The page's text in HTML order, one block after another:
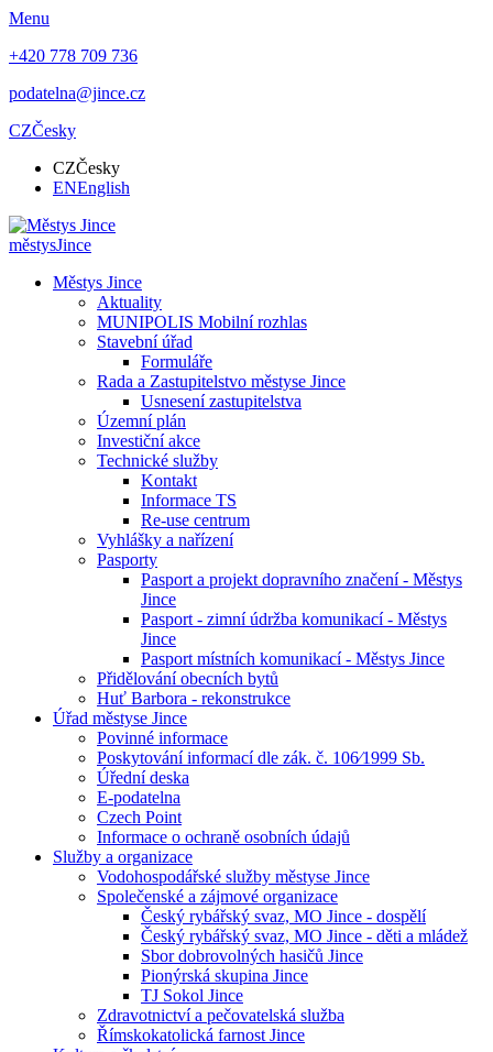
Menu
+420 778 709 736
podatelna@jince.cz
CZČesky
CZČesky
ENEnglish
městysJince
Městys Jince
Aktuality
MUNIPOLIS Mobilní rozhlas
Stavební úřad
Formuláře
Rada a Zastupitelstvo městyse Jince
Usnesení zastupitelstva
Územní plán
Investiční akce
Technické služby
Kontakt
Informace TS
Re-use centrum
Vyhlášky a nařízení
Pasporty
Pasport a projekt dopravního značení - Městys
Jince
Pasport - zimní údržba komunikací - Městys
Jince
Pasport místních komunikací - Městys Jince
Přidělování obecních bytů
Huť Barbora - rekonstrukce
Úřad městyse Jince
Povinné informace
Poskytování informací dle zák. č. 106⁄1999 Sb.
Úřední deska
E-podatelna
Czech Point
Informace o ochraně osobních údajů
Služby a organizace
Vodohospodářské služby městyse Jince
Společenské a zájmové organizace
Český rybářský svaz, MO Jince - dospělí
Český rybářský svaz, MO Jince - děti a mládež
Sbor dobrovolných hasičů Jince
Pionýrská skupina Jince
TJ Sokol Jince
Zdravotnictví a pečovatelská služba
Římskokatolická farnost Jince